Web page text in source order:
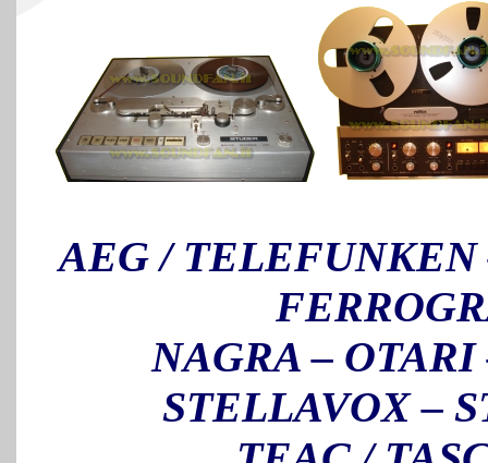
AEG /
NAGRA –
STELLAVOX–